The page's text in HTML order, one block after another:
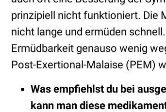
prinzipiell nicht funktioniert. Die
nicht lange und ermüden
Ermüdbarkeit genauso wenig
Post-Exertional-Malaise (PEM)
Was empfiehlst du bei
kann man diese